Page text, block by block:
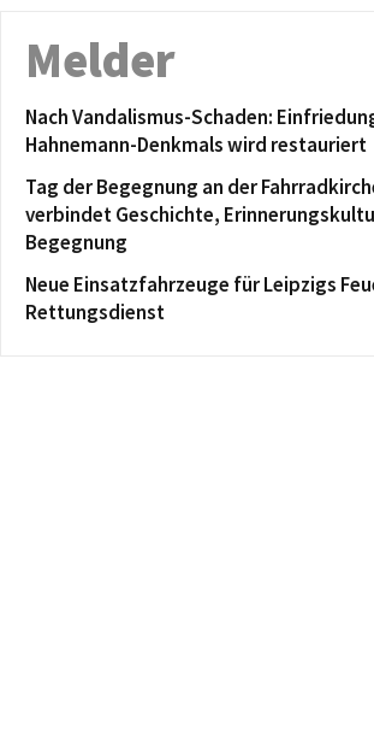
Melder
Nach Vandalismus-Schaden:
Hahnemann-Denkmals wird restauriert
Tag der Begegnung an der
verbindet Geschichte,
Begegnung
Neue Einsatzfahrzeuge für Leipzigs
Rettungsdienst